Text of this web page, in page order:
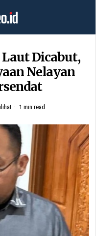
Dicabut,
Nelayan
1 min read